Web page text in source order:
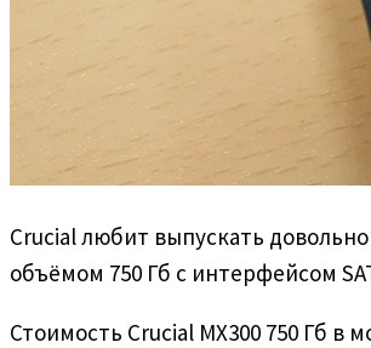
Crucial любит выпускать
объёмом 750 Гб с интерфейсом
Стоимость Crucial MX300 750 Гб в